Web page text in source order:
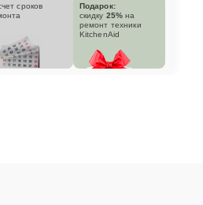
сроков
Подарок:
скидку 25% на
ремонт техники
KitchenAid